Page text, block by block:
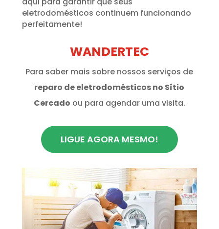
eletrodomésticos continuem funcionando
perfeitamente!
WANDERTEC
Para saber mais sobre nossos serviços de
reparo de eletrodomésticos no Sítio
Cercado ou para agendar uma visita.
LIGUE AGORA MESMO!